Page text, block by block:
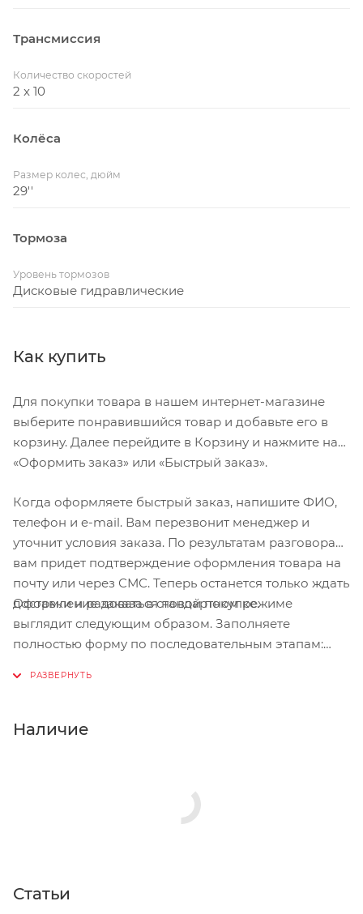
Трансмиссия
Количество скоростей
2 x 10
Колёса
Размер колес, дюйм
29''
Тормоза
Уровень тормозов
Дисковые гидравлические
Как купить
Для покупки товара в нашем интернет-магазине
выберите понравившийся товар и добавьте его в
корзину. Далее перейдите в Корзину и нажмите на
«Оформить заказ» или «Быстрый заказ».
Когда оформляете быстрый заказ, напишите ФИО,
телефон и e-mail. Вам перезвонит менеджер и
уточнит условия заказа. По результатам разговора
вам придет подтверждение оформления товара на
почту или через СМС. Теперь останется только ждать
доставки и радоваться новой покупке.
Оформление заказа в стандартном режиме
выглядит следующим образом. Заполняете
полностью форму по последовательным этапам:
Нажмите кнопку «Оформить заказ».
Наличие
Статьи